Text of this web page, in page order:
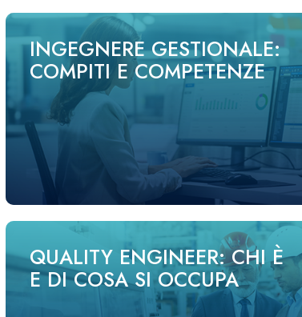
INGEGNERE GESTIONALE:
COMPITI E COMPETENZE
QUALITY ENGINEER: CHI È
E DI COSA SI OCCUPA